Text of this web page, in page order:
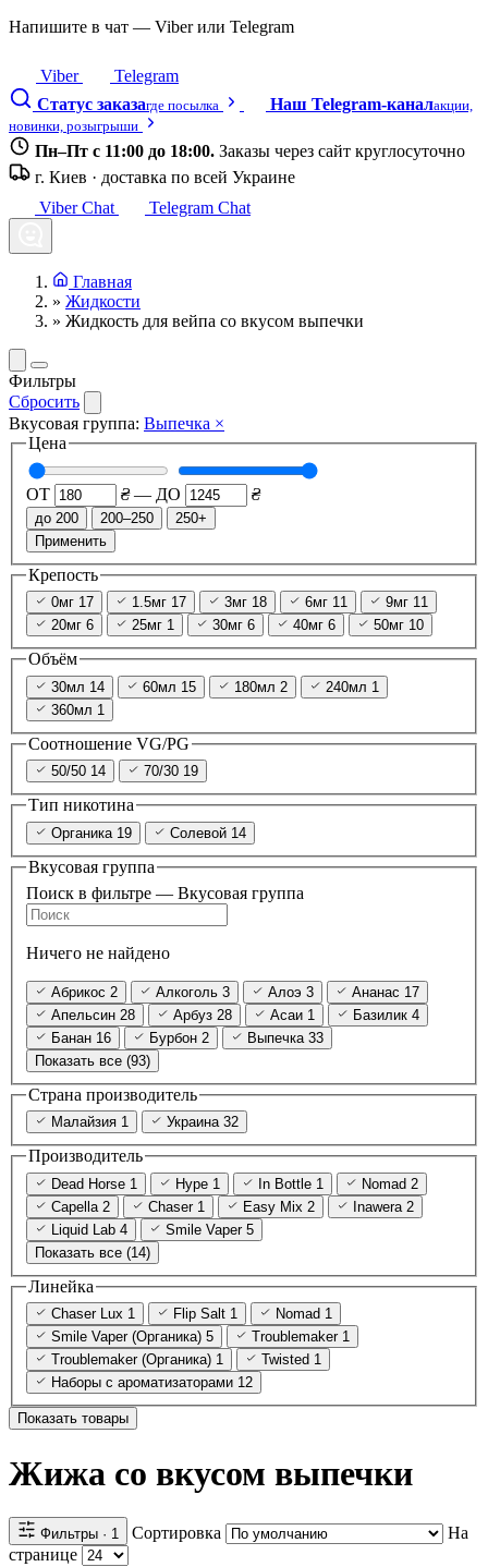
Напишите в чат — Viber или Telegram
Viber
Telegram
Статус заказагде посылка Наш Telegram-каналакции,
новинки, розыгрыши
Пн–Пт с 11:00 до 18:00. Заказы через сайт круглосуточно
г. Киев · доставка по всей Украине
Viber Chat
Telegram Chat
Главная
» Жидкости
» Жидкость для вейпа со вкусом выпечки
Фильтры
Сбросить
Вкусовая группа: Выпечка ×
Цена
ОТ ₴ — ДО ₴
до 200 200–250
250+
Применить
Крепость
0мг 17 1.5мг 17 3мг 18 6мг 11 9мг 11
20мг 6 25мг 1 30мг 6 40мг 6 50мг 10
Объём
30мл 14 60мл 15 180мл 2 240мл 1
360мл 1
Соотношение VG/PG
50/50 14 70/30 19
Тип никотина
Органика 19 Солевой 14
Вкусовая группа
Поиск в фильтре — Вкусовая группа
Ничего не найдено
Абрикос 2 Алкоголь 3 Алоэ 3 Ананас 17
Апельсин 28 Арбуз 28 Асаи 1 Базилик 4
Банан 16 Бурбон 2 Выпечка 33
Показать все (93)
Страна производитель
Малайзия 1 Украина 32
Производитель
Dead Horse 1 Hype 1 In Bottle 1 Nomad 2
Capella 2 Chaser 1 Easy Mix 2 Inawera 2
Liquid Lab 4 Smile Vaper 5
Показать все (14)
Линейка
Chaser Lux 1 Flip Salt 1 Nomad 1
Smile Vaper (Органика) 5 Troublemaker 1
Troublemaker (Органика) 1 Twisted 1
Наборы с ароматизаторами 12
Показать товары
Жижа со вкусом выпечки
Фильтры · 1 Сортировка
На
странице